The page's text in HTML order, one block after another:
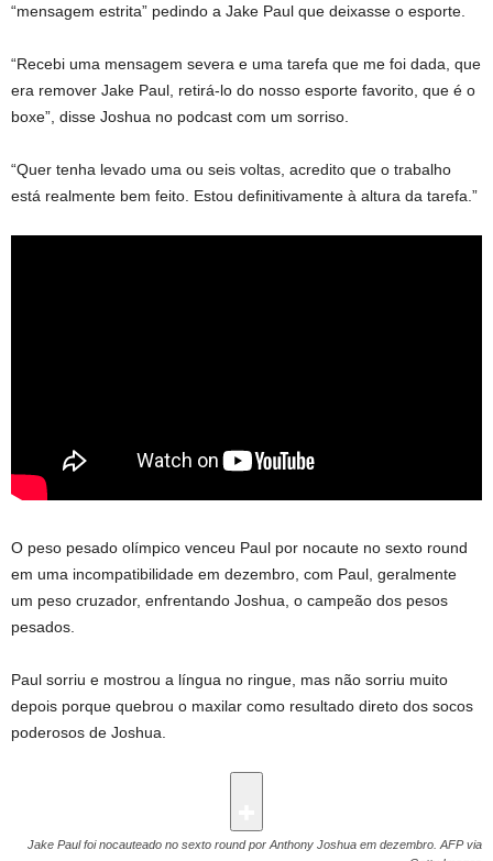
“mensagem estrita” pedindo a Jake Paul que deixasse o esporte.
“Recebi uma mensagem severa e uma tarefa que me foi dada, que
era remover Jake Paul, retirá-lo do nosso esporte favorito, que é o
boxe”, disse Joshua no podcast com um sorriso.
“Quer tenha levado uma ou seis voltas, acredito que o trabalho
está realmente bem feito. Estou definitivamente à altura da tarefa.”
O peso pesado olímpico venceu Paul por nocaute no sexto round
em uma incompatibilidade em dezembro, com Paul, geralmente
um peso cruzador, enfrentando Joshua, o campeão dos pesos
pesados.
Paul sorriu e mostrou a língua no ringue, mas não sorriu muito
depois porque quebrou o maxilar como resultado direto dos socos
poderosos de Joshua.
Jake Paul foi nocauteado no sexto round por Anthony Joshua em dezembro. AFP via